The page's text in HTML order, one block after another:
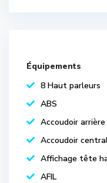
Équipements
8 Haut parleurs
ABS
Accoudoir arrière
Accoudoir
Affichage tête
AFIL